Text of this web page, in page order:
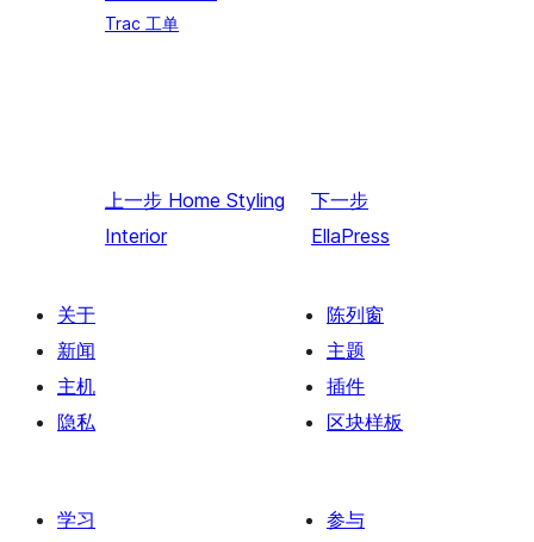
Trac 工单
上一步 Home Styling
Interior
下一步
EllaPress
关于
新闻
主机
隐私
陈列窗
主题
插件
区块样板
学习
参与